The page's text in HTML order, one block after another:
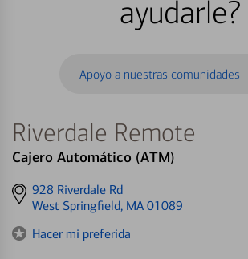
ayudarle?
Apoyo a nuestras comunidades
Riverdale Remote
Cajero Automático (ATM)
Get
directions
928 Riverdale Rd
West Springfield, MA 01089
Hacer mi preferida